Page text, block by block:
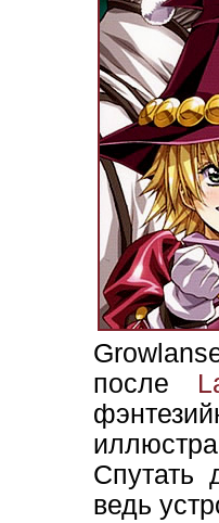
после
Спутать
ведь